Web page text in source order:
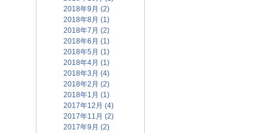
2018年9月 (2)
2018年8月 (1)
2018年7月 (2)
2018年6月 (1)
2018年5月 (1)
2018年4月 (1)
2018年3月 (4)
2018年2月 (2)
2018年1月 (1)
2017年12月 (4)
2017年11月 (2)
2017年9月 (2)